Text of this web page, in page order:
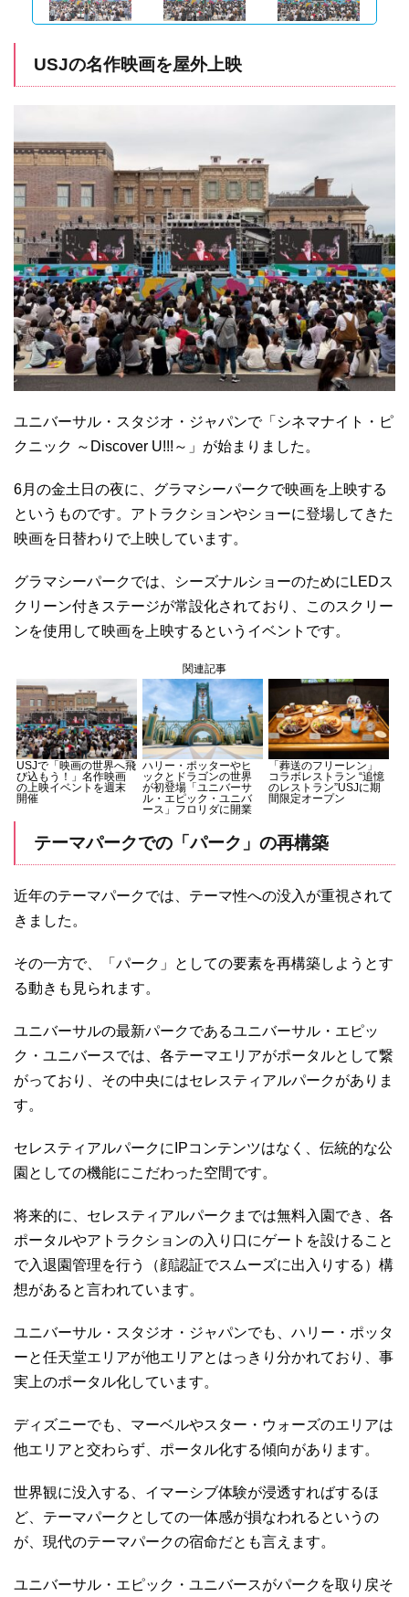
USJの名作映画を屋外上映
ユニバーサル・スタジオ・ジャパンで「シネマナイト・ピ
クニック ～Discover U!!!～」が始まりました。
6月の金土日の夜に、グラマシーパークで映画を上映する
というものです。アトラクションやショーに登場してきた
映画を日替わりで上映しています。
グラマシーパークでは、シーズナルショーのためにLEDス
クリーン付きステージが常設化されており、このスクリー
ンを使用して映画を上映するというイベントです。
関連記事
USJで「映画の世界へ飛
び込もう！」名作映画
の上映イベントを週末
開催
ハリー・ポッターやヒ
ックとドラゴンの世界
が初登場「ユニバーサ
ル・エピック・ユニバ
ース」フロリダに開業
「葬送のフリーレン」
コラボレストラン “追憶
のレストラン”USJに期
間限定オープン
テーマパークでの「パーク」の再構築
近年のテーマパークでは、テーマ性への没入が重視されて
きました。
その一方で、「パーク」としての要素を再構築しようとす
る動きも見られます。
ユニバーサルの最新パークであるユニバーサル・エピッ
ク・ユニバースでは、各テーマエリアがポータルとして繋
がっており、その中央にはセレスティアルパークがありま
す。
セレスティアルパークにIPコンテンツはなく、伝統的な公
園としての機能にこだわった空間です。
将来的に、セレスティアルパークまでは無料入園でき、各
ポータルやアトラクションの入り口にゲートを設けること
で入退園管理を行う（顔認証でスムーズに出入りする）構
想があると言われています。
ユニバーサル・スタジオ・ジャパンでも、ハリー・ポッタ
ーと任天堂エリアが他エリアとはっきり分かれており、事
実上のポータル化しています。
ディズニーでも、マーベルやスター・ウォーズのエリアは
他エリアと交わらず、ポータル化する傾向があります。
世界観に没入する、イマーシブ体験が浸透すればするほ
ど、テーマパークとしての一体感が損なわれるというの
が、現代のテーマパークの宿命だとも言えます。
ユニバーサル・エピック・ユニバースがパークを取り戻そ